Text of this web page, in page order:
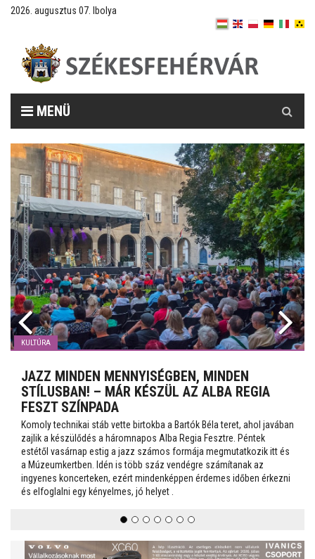
2026. augusztus 07. Ibolya
MENÜ
KULTÚRA
JAZZ MINDEN MENNYISÉGBEN, MINDEN
STÍLUSBAN! – MÁR KÉSZÜL AZ ALBA REGIA
FESZT SZÍNPADA
Komoly technikai stáb vette birtokba a Bartók Béla teret, ahol javában
zajlik a készülődés a háromnapos Alba Regia Fesztre. Péntek
estétől vasárnap estig a jazz számos formája megmutatkozik itt és
a Múzeumkertben. Idén is több száz vendégre számítanak az
ingyenes koncerteken, ezért mindenképpen érdemes időben érkezni
és elfoglalni egy kényelmes, jó helyet .